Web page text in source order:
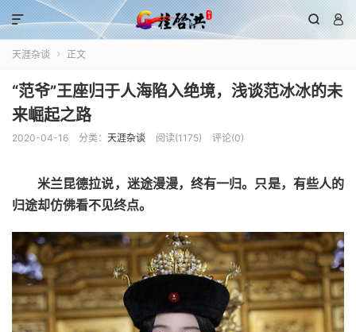
 

天涯杂谈  正文
“范爷”王座归于人海陷入绝境，浅谈范冰冰的未
来崛起之路
2020-04-16 分类： 天涯杂谈 阅读(1175) 评论(0)
米兰昆德拉说，迷途漫漫，终有一归。只是，有些人的
归途却仿佛看不见终点。